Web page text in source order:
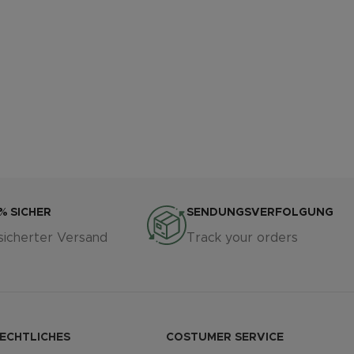
SICHER
Versand
SENDUNGSVERFOLGUNG
Track your orders
COSTUMER SERVICE